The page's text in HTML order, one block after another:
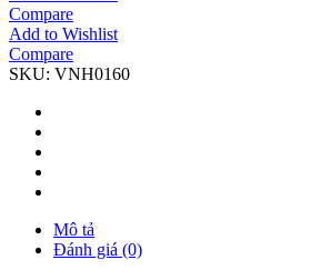
Compare
Add to Wishlist
Compare
SKU: VNH0160
Mô tả
Đánh giá (0)